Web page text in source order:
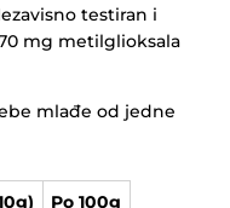
testiran i
mg metilglioksala
mlađe od jedne
Po 100g